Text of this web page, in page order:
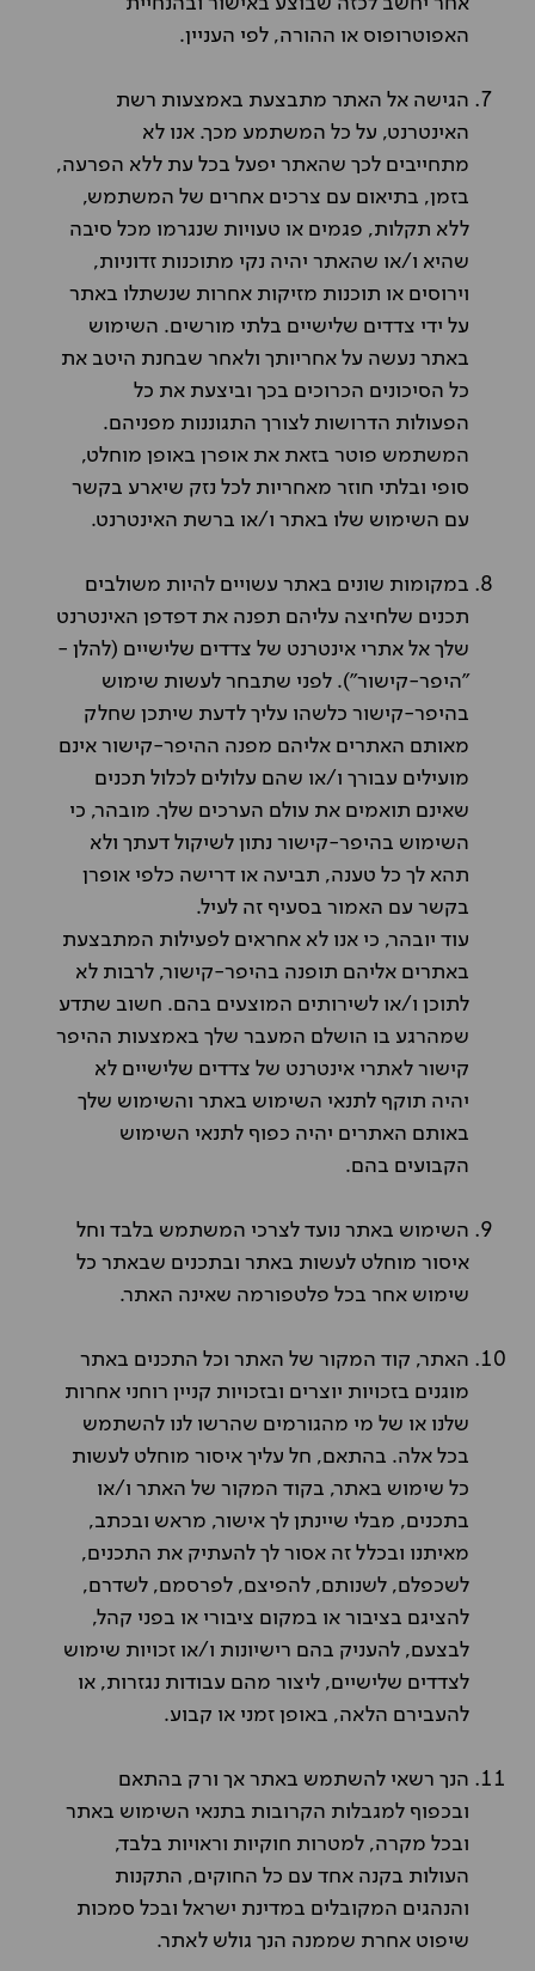
האפוטרופוס או ההורה, לפי העניין.
הגישה אל האתר מתבצעת באמצעות רשת
האינטרנט, על כל המשתמע מכך. אנו לא
מתחייבים לכך שהאתר יפעל בכל עת ללא הפרעה,
בזמן, בתיאום עם צרכים אחרים של המשתמש,
ללא תקלות, פגמים או טעויות שנגרמו מכל סיבה
שהיא ו/או שהאתר יהיה נקי מתוכנות זדוניות,
וירוסים או תוכנות מזיקות אחרות שנשתלו באתר
על ידי צדדים שלישיים בלתי מורשים. השימוש
באתר נעשה על אחריותך ולאחר שבחנת היטב את
כל הסיכונים הכרוכים בכך וביצעת את כל
הפעולות הדרושות לצורך התגוננות מפניהם.
המשתמש פוטר בזאת את אופרן באופן מוחלט,
סופי ובלתי חוזר מאחריות לכל נזק שיארע בקשר
עם השימוש שלו באתר ו/או ברשת האינטרנט.
במקומות שונים באתר עשויים להיות משולבים
תכנים שלחיצה עליהם תפנה את דפדפן האינטרנט
שלך אל אתרי אינטרנט של צדדים שלישיים (להלן -
"היפר-קישור"). לפני שתבחר לעשות שימוש
בהיפר-קישור כלשהו עליך לדעת שיתכן שחלק
מאותם האתרים אליהם מפנה ההיפר-קישור אינם
מועילים עבורך ו/או שהם עלולים לכלול תכנים
שאינם תואמים את עולם הערכים שלך. מובהר, כי
השימוש בהיפר-קישור נתון לשיקול דעתך ולא
תהא לך כל טענה, תביעה או דרישה כלפי אופרן
בקשר עם האמור בסעיף זה לעיל.
עוד יובהר, כי אנו לא אחראים לפעילות המתבצעת
באתרים אליהם תופנה בהיפר-קישור, לרבות לא
לתוכן ו/או לשירותים המוצעים בהם. חשוב שתדע
שמהרגע בו הושלם המעבר שלך באמצעות ההיפר
קישור לאתרי אינטרנט של צדדים שלישיים לא
יהיה תוקף לתנאי השימוש באתר והשימוש שלך
באותם האתרים יהיה כפוף לתנאי השימוש
הקבועים בהם.
השימוש באתר נועד לצרכי המשתמש בלבד וחל
איסור מוחלט לעשות באתר ובתכנים שבאתר כל
שימוש אחר בכל פלטפורמה שאינה האתר.
האתר, קוד המקור של האתר וכל התכנים באתר
מוגנים בזכויות יוצרים ובזכויות קניין רוחני אחרות
שלנו או של מי מהגורמים שהרשו לנו להשתמש
בכל אלה. בהתאם, חל עליך איסור מוחלט לעשות
כל שימוש באתר, בקוד המקור של האתר ו/או
בתכנים, מבלי שיינתן לך אישור, מראש ובכתב,
מאיתנו ובכלל זה אסור לך להעתיק את התכנים,
לשכפלם, לשנותם, להפיצם, לפרסמם, לשדרם,
להציגם בציבור או במקום ציבורי או בפני קהל,
לבצעם, להעניק בהם רישיונות ו/או זכויות שימוש
לצדדים שלישיים, ליצור מהם עבודות נגזרות, או
להעבירם הלאה, באופן זמני או קבוע.
הנך רשאי להשתמש באתר אך ורק בהתאם
ובכפוף למגבלות הקרובות בתנאי השימוש באתר
ובכל מקרה, למטרות חוקיות וראויות בלבד,
העולות בקנה אחד עם כל החוקים, התקנות
והנהגים המקובלים במדינת ישראל ובכל סמכות
שיפוט אחרת שממנה הנך גולש לאתר.